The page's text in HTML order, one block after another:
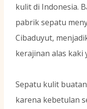
kulit di Indonesia.
pabrik sepatu
Cibaduyut,
kerajinan alas kaki
Sepatu kulit
karena kebetulan